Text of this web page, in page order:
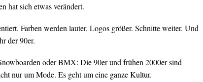
hat sich etwas verändert.
Farben werden lauter. Logos größer. Schnitte weiter. Und
der 90er.
oder BMX: Die 90er und frühen 2000er sind
nur um Mode. Es geht um eine ganze Kultur.